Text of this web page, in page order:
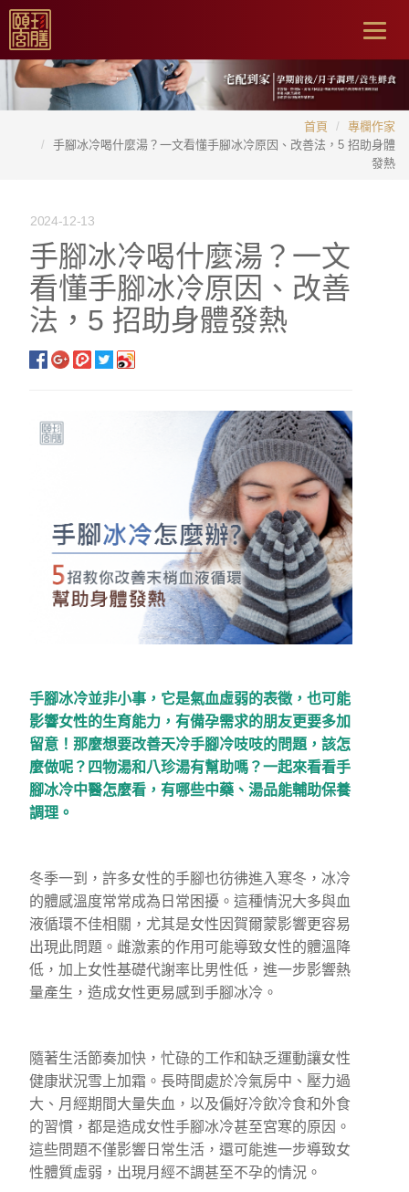
首頁
專欄作家
手腳冰冷喝什麼湯？一文看懂手腳冰冷原因、改善法，5 招助身體
發熱
2024-12-13
手腳冰冷喝什麼湯？一文
看懂手腳冰冷原因、改善
法，5 招助身體發熱
手腳冰冷並非小事，它是氣血虛弱的表徵，也可能
影響女性的生育能力，有備孕需求的朋友更要多加
留意！那麼想要改善天冷手腳冷吱吱的問題，該怎
麼做呢？四物湯和八珍湯有幫助嗎？一起來看看手
腳冰冷中醫怎麼看，有哪些中藥、湯品能輔助保養
調理。
冬季一到，許多女性的手腳也彷彿進入寒冬，冰冷
的體感溫度常常成為日常困擾。這種情況大多與血
液循環不佳相關，尤其是女性因賀爾蒙影響更容易
出現此問題。雌激素的作用可能導致女性的體溫降
低，加上女性基礎代謝率比男性低，進一步影響熱
量產生，造成女性更易感到手腳冰冷。
隨著生活節奏加快，忙碌的工作和缺乏運動讓女性
健康狀況雪上加霜。長時間處於冷氣房中、壓力過
大、月經期間大量失血，以及偏好冷飲冷食和外食
的習慣，都是造成女性手腳冰冷甚至宮寒的原因。
這些問題不僅影響日常生活，還可能進一步導致女
性體質虛弱，出現月經不調甚至不孕的情況。